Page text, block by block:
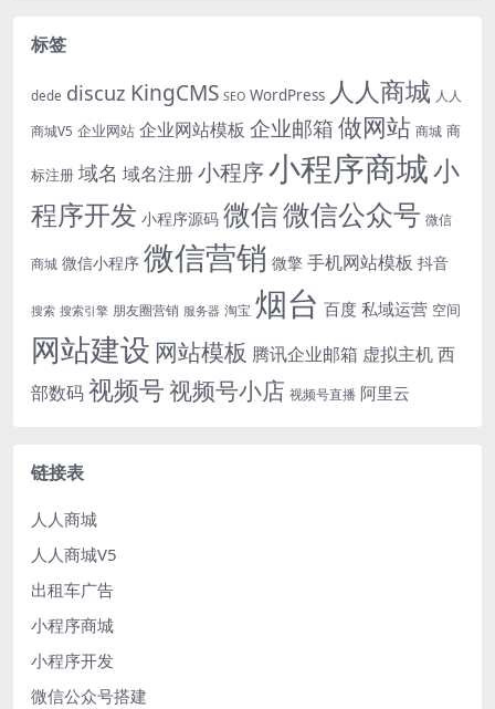
标签
dede discuz KingCMS SEO WordPress 人人商城 人人
商城V5 企业网站 企业网站模板 企业邮箱 做网站 商城 商
标注册 域名 域名注册小程序小程序商城小
程序开发 小程序源码 微信微信公众号 微信
商城 微信小程序 微信营销 微擎 手机网站模板 抖音
搜索 搜索引擎 朋友圈营销 服务器 淘宝 烟台 百度 私域运营 空间
网站建设 网站模板 腾讯企业邮箱 虚拟主机西
部数码视频号视频号小店 视频号直播 阿里云
链接表
人人商城
人人商城V5
出租车广告
小程序商城
小程序开发
微信公众号搭建